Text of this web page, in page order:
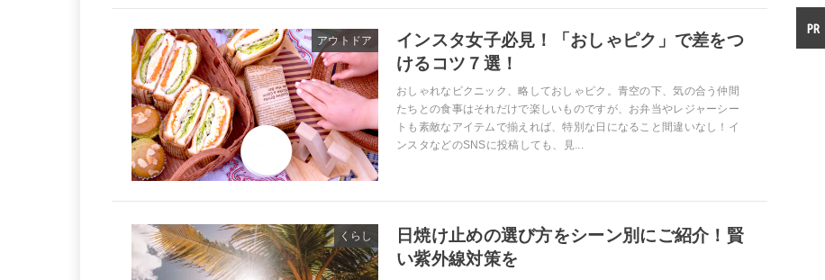
アウトドア
インスタ女子必見！「おしゃピク」で差をつ
けるコツ７選！
おしゃれなピクニック、略しておしゃピク。青空の下、気の合う仲間
たちとの食事はそれだけで楽しいものですが、お弁当やレジャーシー
トも素敵なアイテムで揃えれば、特別な日になること間違いなし！イ
ンスタなどのSNSに投稿しても、見...
くらし
日焼け止めの選び方をシーン別にご紹介！賢
い紫外線対策を
PR